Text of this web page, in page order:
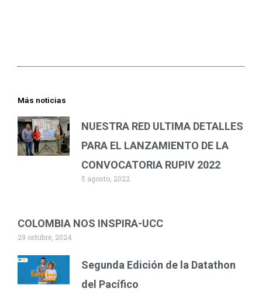
Más noticias
NUESTRA RED ULTIMA DETALLES
PARA EL LANZAMIENTO DE LA
CONVOCATORIA RUPIV 2022
5 agosto, 2022
COLOMBIA NOS INSPIRA-UCC
29 octubre, 2024
Segunda Edición de la Datathon
del Pacífico